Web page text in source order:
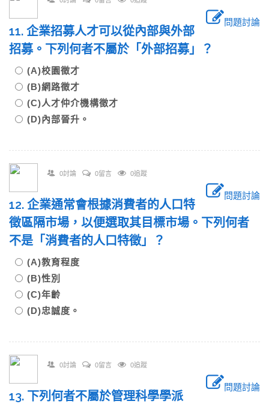
問題討論
11. 企業招募人才可以從內部與外部
招募。下列何者不屬於「外部招募」？
(A)校園徵才
(B)網路徵才
(C)人才仲介機構徵才
(D)內部晉升。
0討論 0留言 0追蹤
問題討論
12. 企業通常會根據消費者的人口特
徵區隔市場，以便選取其目標市場。下列何者
不是「消費者的人口特徵」？
(A)教育程度
(B)性別
(C)年齡
(D)忠誠度。
0討論 0留言 0追蹤
問題討論
13. 下列何者不屬於管理科學學派